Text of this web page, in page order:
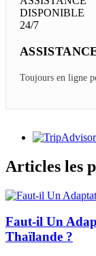
Toujours en ligne
Articles les
Faut-il Un
Thaïlande ?